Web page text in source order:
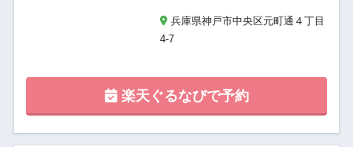
兵庫県神戸市中央区元町通４丁目
4‐7
楽天ぐるなびで予約